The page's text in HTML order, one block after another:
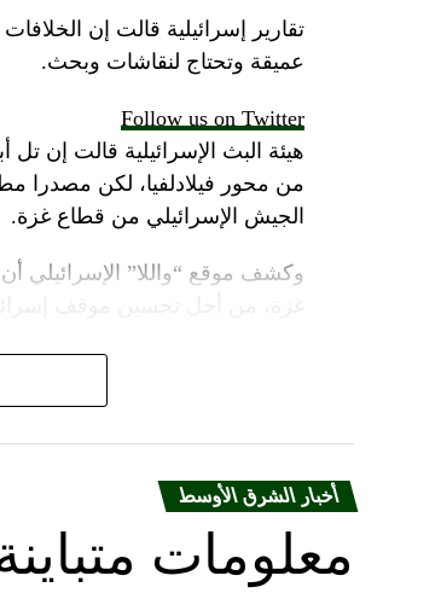
تقارير إسرائيلية قالت إن
عميقة وتحتاج لنقاشات وبحث.
Follow us on Twitter
هيئة البث الإسرائيلية قالت إن تل
من محور فيلادلفيا، لكن
الجيش الإسرائيلي من قطاع غزة.
وكشف موقع “واللا” الإسرائيلي
وأشارت مصادر الموقع
لكن موقع “واللا” أوضح أن
القتال ضد حماس، وعدم
ووسط هذا المشهد، يأتي وصول
العاشرة له للمنطقة منذ السابع من
أخبار الشرق الأوسط
معلومات